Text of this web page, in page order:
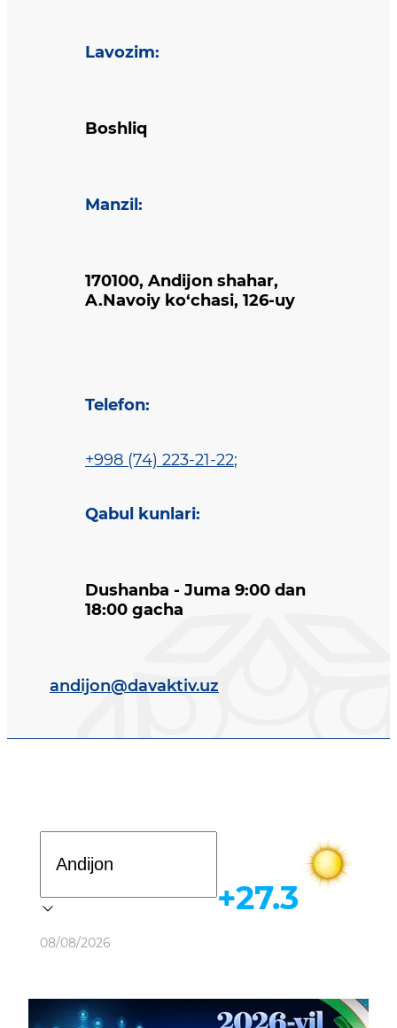
Lavozim:
Boshliq
Manzil :
170100, Andijon shahar,
A.Navoiy ko‘chasi, 126-uy
Telefon:
+998 (74) 223-21-22;
Qabul kunlari:
Dushanba - Juma 9:00 dan
18:00 gacha
andijon@davaktiv.uz
Ob-havo
08/08/2026
+27.3